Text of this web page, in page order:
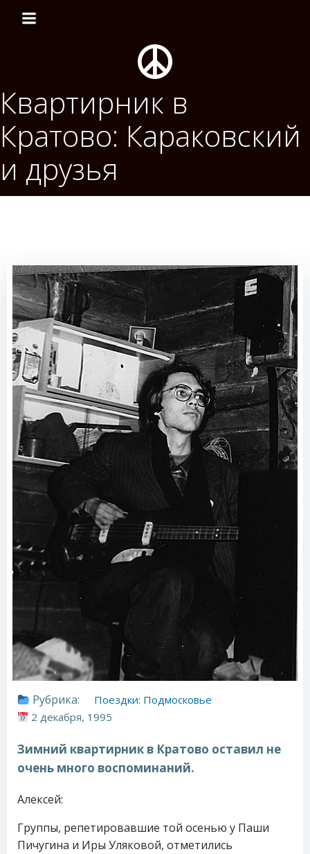
содержимому
Квартирник в
Кратово: Караковский
и друзья
Рубрика:
Поездки: Подмосковье
2 декабря, 1995
Зимний квартирник в Кратово оставил не
очень много воспоминаний.
Алексей:
Группы, репетировавшие той осенью у Паши
Пичугина и Иры Уляковой, отметились